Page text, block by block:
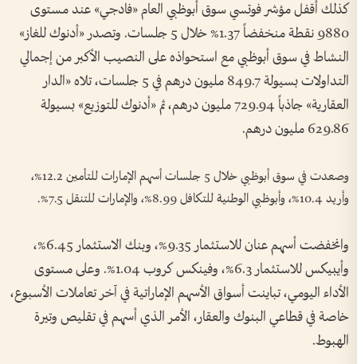
كذلك أقفل مؤشر فوتسي سوق أبوظبي العام «فادجي» عند مستوى
9880 نقطة منخفضاً 1.37% خلال 5 جلسات. وتصدر «أدنوك للغاز»
النشاط في سوق أبوظبي مع استحواذه على النصيب الأكبر من إجمالي
التداولات بسيولة 849.7 مليون درهم في 5 جلسات، تلاه «الدار
العقارية» جاذباً 729.94 مليون درهم، ثم «أدنوك للتوزيع» بسيولة
629.86 مليون درهم.
وصعدت في سوق أبوظبي خلال 5 جلسات أسهم الإمارات للتأمين 12.2%،
وأريد 10.4%، وأبوظبي الوطنية للتكافل 8.99%، والإمارات للتنقل 7.5%.
وانخفضت أسهم عنان للاستثمار 9.35%، وبنك الاستثمار 6.45%،
وأيبيكس للاستثمار 6.3%، وفينكس كروب 1.04%. وعلى مستوى
الأداء اليومي، تباينت أسواق الأسهم الإماراتية في آخر تعاملات الأسبوع،
خاصة في قطاعي البنوك والعقار، الأمر الذي أسهم في تقليص وتيرة
الهبوط.